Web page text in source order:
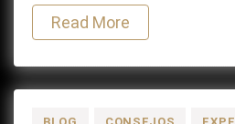
Read More